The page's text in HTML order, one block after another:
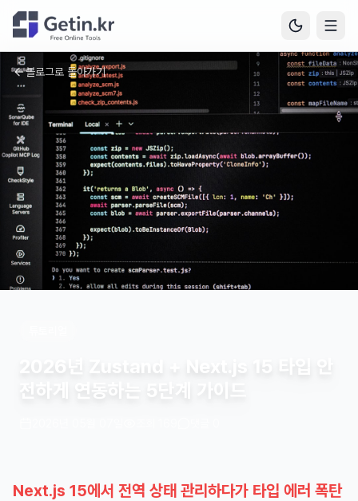
블로그로 돌아가기
2026년 Zustand + Next.js 15 타입 안
전하게 연동하는 5단계 가이드
Next.js 15에서 전역 상태 관리하다가 타입 에러 폭탄